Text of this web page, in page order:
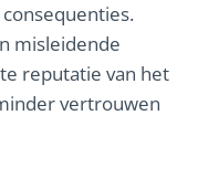
misleidende
reputatie van het
vertrouwen